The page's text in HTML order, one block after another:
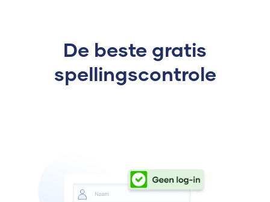
De beste gratis
spellingscontrole